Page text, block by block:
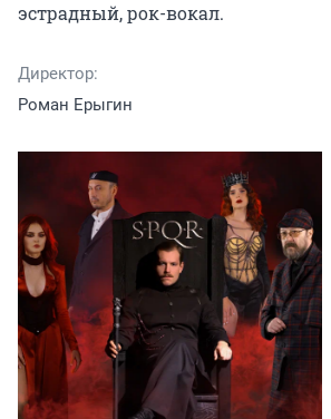
эстрадный, рок-вокал.
Директор:
Роман Ерыгин